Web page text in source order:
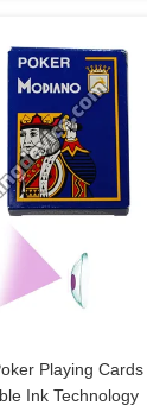
Playing Cards
Ink Technology